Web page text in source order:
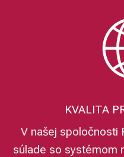
KVALITA
V našej spoločnosti
súlade so systémom